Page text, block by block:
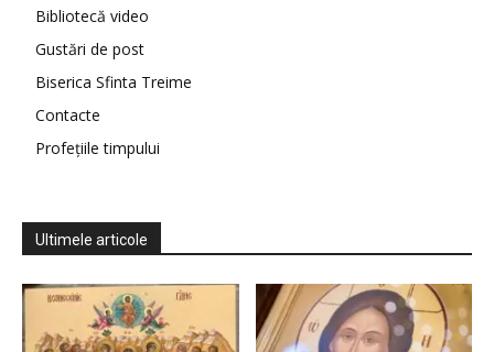
Bibliotecă video
Gustări de post
Biserica Sfinta Treime
Contacte
Profețiile timpului
Ultimele articole